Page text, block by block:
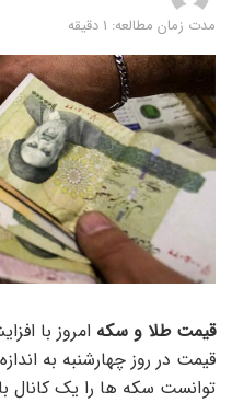
مدت زمان مطالعه: 1 دقیقه
قیمت طلا و سکه امروز با
قیمت در روز چهارشنبه به
توانست سکه ها را یک کانال